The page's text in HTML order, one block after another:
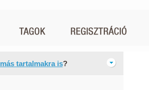
más tartalmakra is?